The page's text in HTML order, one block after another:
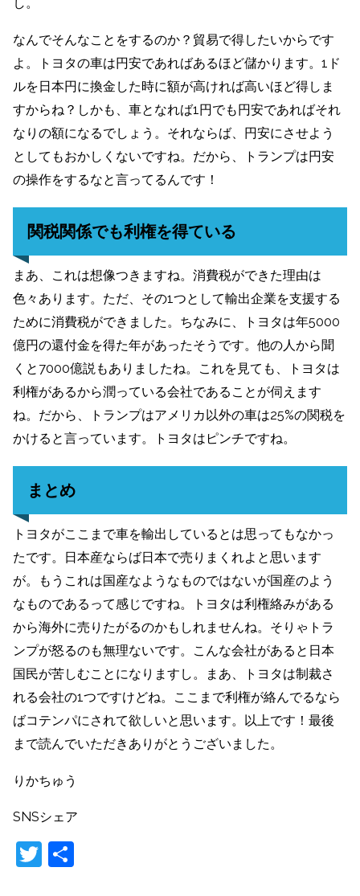
し。
なんでそんなことをするのか？貿易で得したいからです
よ。トヨタの車は円安であればあるほど儲かります。1ド
ルを日本円に換金した時に額が高ければ高いほど得しま
すからね？しかも、車となれば1円でも円安であればそれ
なりの額になるでしょう。それならば、円安にさせよう
としてもおかしくないですね。だから、トランプは円安
の操作をするなと言ってるんです！
関税関係でも利権を得ている
まあ、これは想像つきますね。消費税ができた理由は
色々あります。ただ、その1つとして輸出企業を支援する
ために消費税ができました。ちなみに、トヨタは年5000
億円の還付金を得た年があったそうです。他の人から聞
くと7000億説もありましたね。これを見ても、トヨタは
利権があるから潤っている会社であることが伺えます
ね。だから、トランプはアメリカ以外の車は25%の関税を
かけると言っています。トヨタはピンチですね。
まとめ
トヨタがここまで車を輸出しているとは思ってもなかっ
たです。日本産ならば日本で売りまくれよと思います
が。もうこれは国産なようなものではないが国産のよう
なものであるって感じですね。トヨタは利権絡みがある
から海外に売りたがるのかもしれませんね。そりゃトラ
ンプが怒るのも無理ないです。こんな会社があると日本
国民が苦しむことになりますし。まあ、トヨタは制裁さ
れる会社の1つですけどね。ここまで利権が絡んでるなら
ばコテンパにされて欲しいと思います。以上です！最後
まで読んでいただきありがとうございました。
りかちゅう
SNSシェア
T